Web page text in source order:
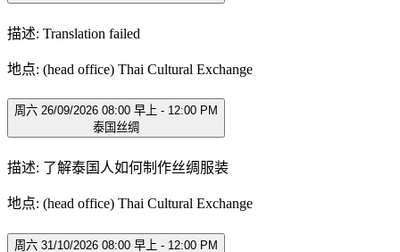
描述: Translation failed
地点: (head office) Thai Cultural Exchange
周六 26/09/2026 08:00 早上 - 12:00 PM
泰国丝绸
描述: 了解泰国人如何制作丝绸服装
地点: (head office) Thai Cultural Exchange
周六 31/10/2026 08:00 早上 - 12:00 PM